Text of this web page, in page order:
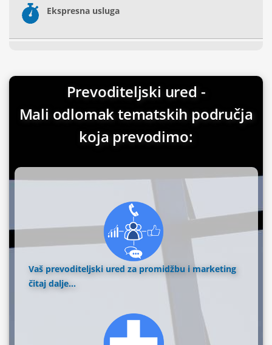
Ekspresna usluga
Prevoditeljski ured -
Mali odlomak tematskih područja
koja prevodimo:
Vaš prevoditeljski ured za promidžbu i marketing
čitaj dalje...